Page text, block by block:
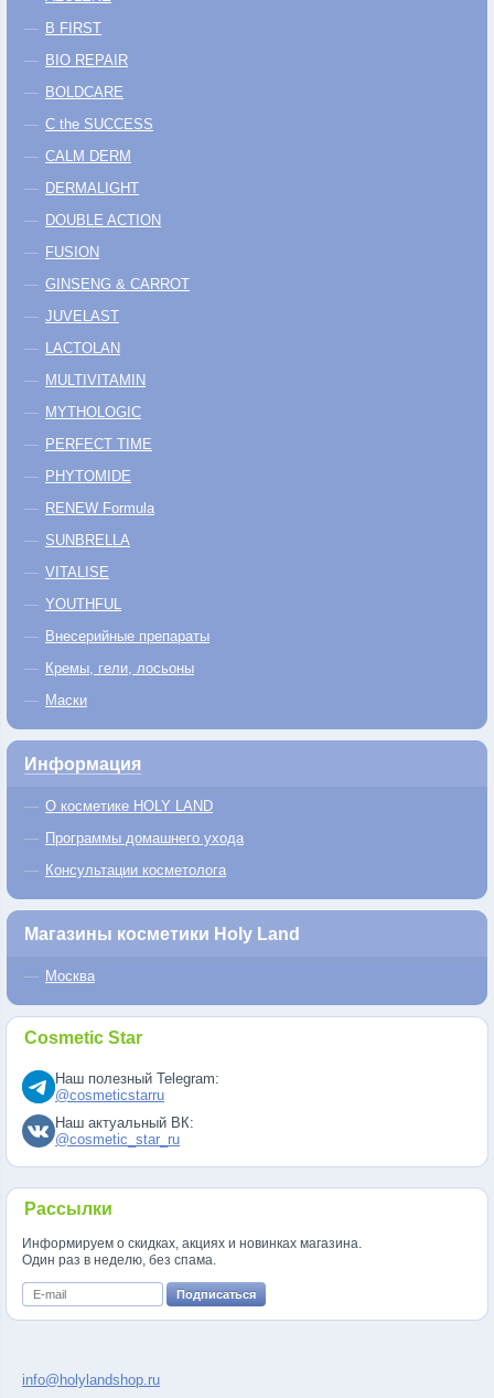
B FIRST
BIO REPAIR
BOLDCARE
C the SUCCESS
CALM DERM
DERMALIGHT
DOUBLE ACTION
FUSION
GINSENG & CARROT
JUVELAST
LACTOLAN
MULTIVITAMIN
MYTHOLOGIC
PERFECT TIME
PHYTOMIDE
RENEW Formula
SUNBRELLA
VITALISE
YOUTHFUL
Внесерийные препараты
Кремы, гели, лосьоны
Маски
Информация
О косметике HOLY LAND
Программы домашнего ухода
Консультации косметолога
Магазины косметики Holy Land
Москва
Cosmetic Star
Наш полезный Telegram:
@cosmeticstarru
Наш актуальный ВК:
@cosmetic_star_ru
Рассылки
Информируем о скидках, акциях и новинках магазина.
Один раз в неделю, без спама.
info@holylandshop.ru